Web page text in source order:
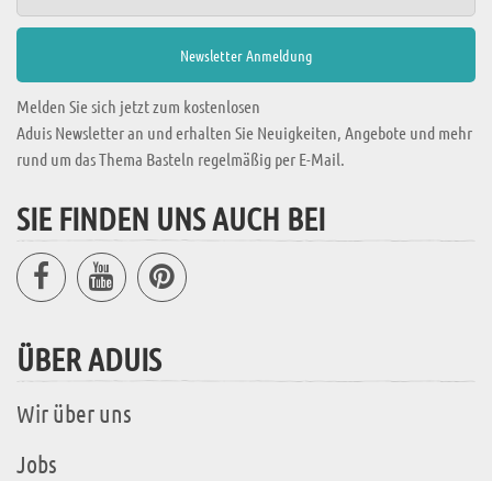
Melden Sie sich jetzt zum kostenlosen
Aduis Newsletter an und erhalten Sie Neuigkeiten, Angebote und mehr
rund um das Thema Basteln regelmäßig per E-Mail.
SIE FINDEN UNS AUCH BEI
ÜBER ADUIS
Wir über uns
Jobs